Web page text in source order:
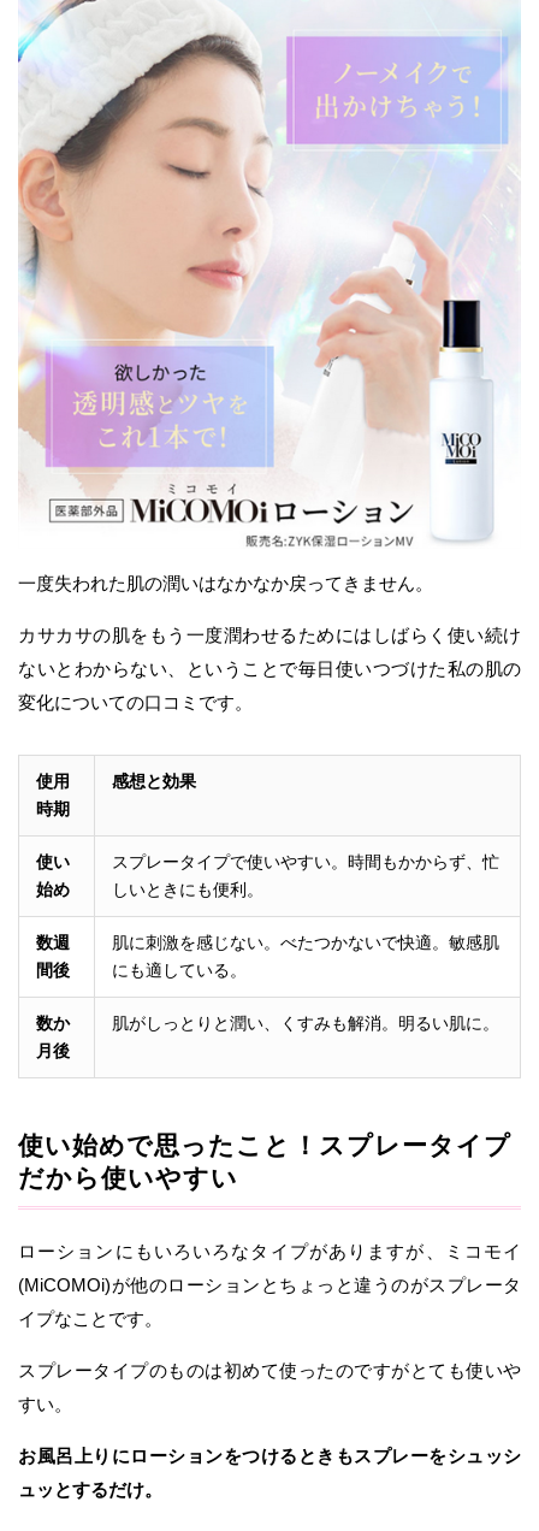
一度失われた肌の潤いはなかなか戻ってきません。
カサカサの肌をもう一度潤わせるためにはしばらく使い続け
ないとわからない、ということで毎日使いつづけた私の肌の
変化についての口コミです。
使用
時期
感想と効果
使い
始め
スプレータイプで使いやすい。時間もかからず、忙
しいときにも便利。
数週
間後
肌に刺激を感じない。べたつかないで快適。敏感肌
にも適している。
数か
月後
肌がしっとりと潤い、くすみも解消。明るい肌に。
使い始めで思ったこと！スプレータイプ
だから使いやすい
ローションにもいろいろなタイプがありますが、ミコモイ
(MiCOMOi)が他のローションとちょっと違うのがスプレータ
イプなことです。
スプレータイプのものは初めて使ったのですがとても使いや
すい。
お風呂上りにローションをつけるときもスプレーをシュッシ
ュッとするだけ。